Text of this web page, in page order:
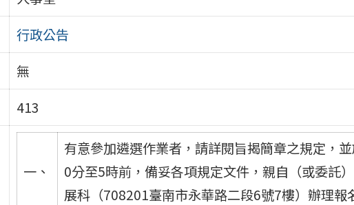
行政公告
無
413
一、
有意參加遴選作業者，請詳閱旨揭簡章之規定，
0分至5時前，備妥各項規定文件，親自（或委託
展科（708201臺南市永華路二段6號7樓）辦理報